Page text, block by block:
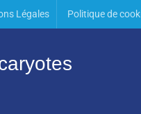
Légales Politique de